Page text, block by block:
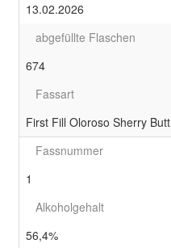
13.02.2026
abgefüllte Flaschen
674
Fassart
First Fill Oloroso Sherry Butt
Fassnummer
1
Alkoholgehalt
56,4%